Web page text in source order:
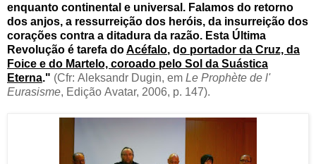
enquanto continental e universal. Falamos do retorno
dos anjos, a ressurreição dos heróis, da insurreição dos
corações contra a ditadura da razão. Esta Última
Revolução é tarefa doAcéfalo, do portador da Cruz, da
Foice e do Martelo, coroado pelo Sol da Suástica
Eterna." (Cfr: Aleksandr Dugin, em Le Prophète de l'
Eurasisme, Edição Avatar, 2006, p. 147).